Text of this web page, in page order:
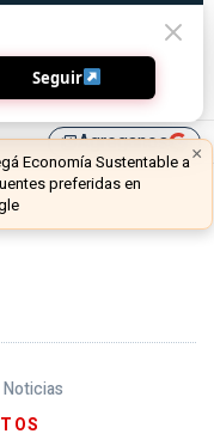
library_addAgreganos
Noticias
Seguir